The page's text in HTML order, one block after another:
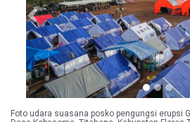
Previous
Foto udara suasana posko pengungsi erupsi